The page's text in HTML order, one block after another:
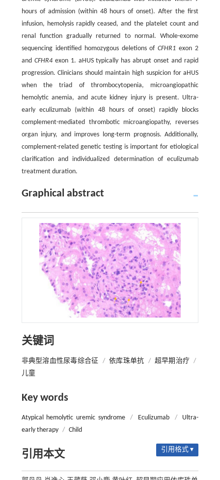
hours of admission (within 48 hours of onset). After the first
infusion, hemolysis rapidly ceased, and the platelet count and
renal function gradually returned to normal. Whole-exome
sequencing identified homozygous deletions ofCFHR1 exon 2
and CFHR4exon 1. aHUS typically has abrupt onset and rapid
progression. Clinicians should maintain high suspicion for aHUS
when the triad of thrombocytopenia, microangiopathic
hemolytic anemia, and acute kidney injury is present. Ultra-
early eculizumab (within 48 hours of onset) rapidly blocks
complement-mediated thrombotic microangiopathy, reverses
organ injury, and improves long-term prognosis. Additionally,
complement-related genetic testing is important for etiological
clarification and individualized determination of eculizumab
treatment duration.
Graphical abstract
关键词
非典型溶血性尿毒综合征 / 依库珠单抗 / 超早期治疗
/
儿童
Key words
Atypical hemolytic uremic syndrome / Eculizumab /
Ultra-
early therapy / Child
引用本文 引用格式 ▾